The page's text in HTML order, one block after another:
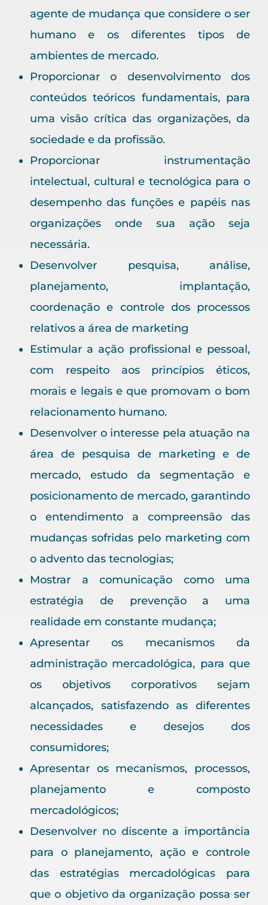
agente de mudança que considere o ser
humano e os diferentes tipos de
ambientes de mercado.
Proporcionar o desenvolvimento dos
conteúdos teóricos fundamentais, para
uma visão crítica das organizações, da
sociedade e da profissão.
Proporcionar instrumentação
intelectual, cultural e tecnológica para o
desempenho das funções e papéis nas
organizações onde sua ação seja
necessária.
Desenvolver pesquisa, análise,
planejamento, implantação,
coordenação e controle dos processos
relativos a área de marketing
Estimular a ação profissional e pessoal,
com respeito aos princípios éticos,
morais e legais e que promovam o bom
relacionamento humano.
Desenvolver o interesse pela atuação na
área de pesquisa de marketing e de
mercado, estudo da segmentação e
posicionamento de mercado, garantindo
o entendimento a compreensão das
mudanças sofridas pelo marketing com
o advento das tecnologias;
Mostrar a comunicação como uma
estratégia de prevenção a uma
realidade em constante mudança;
Apresentar os mecanismos da
administração mercadológica, para que
os objetivos corporativos sejam
alcançados, satisfazendo as diferentes
necessidades e desejos dos
consumidores;
Apresentar os mecanismos, processos,
planejamento e composto
mercadológicos;
Desenvolver no discente a importância
para o planejamento, ação e controle
das estratégias mercadológicas para
que o objetivo da organização possa ser